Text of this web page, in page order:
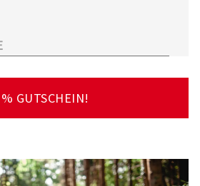
an Partnertierärzten
– deutschlandweit!
GUTSCHEIN!